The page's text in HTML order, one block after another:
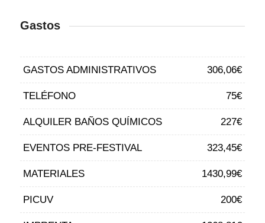
Gastos
GASTOS ADMINISTRATIVOS 306,06€
TELÉFONO 75€
ALQUILER BAÑOS QUÍMICOS 227€
EVENTOS PRE-FESTIVAL 323,45€
MATERIALES 1430,99€
PICUV 200€